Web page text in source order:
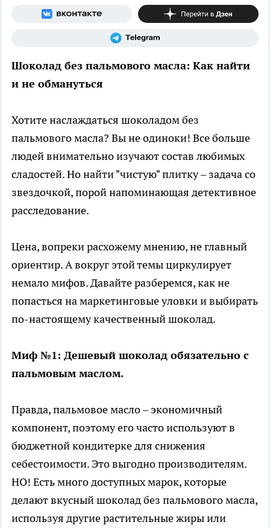
Шоколад без пальмового масла: Как найти
и не обмануться
Хотите наслаждаться шоколадом без
пальмового масла? Вы не одиноки! Все больше
людей внимательно изучают состав любимых
сладостей. Но найти "чистую" плитку – задача со
звездочкой, порой напоминающая детективное
расследование.
Цена, вопреки расхожему мнению, не главный
ориентир. А вокруг этой темы циркулирует
немало мифов. Давайте разберемся, как не
попасться на маркетинговые уловки и выбирать
по-настоящему качественный шоколад.
Миф №1: Дешевый шоколад обязательно с
пальмовым маслом.
Правда, пальмовое масло – экономичный
компонент, поэтому его часто используют в
бюджетной кондитерке для снижения
себестоимости. Это выгодно производителям.
НО! Есть много доступных марок, которые
делают вкусный шоколад без пальмового масла,
используя другие растительные жиры или